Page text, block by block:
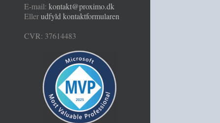
E-mail: kontakt@proximo.dk
Ellerudfyld kontaktformularen
CVR: 37614483